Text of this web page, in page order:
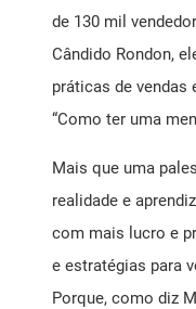
de 130 mil
Cândido Rondon,
práticas de vendas
“Como ter uma
Mais que uma
realidade e
com mais lucro e
e estratégias para
Porque, como diz